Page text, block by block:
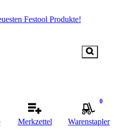
Festool Produkte!
Merkzettel
0
Warenstapler